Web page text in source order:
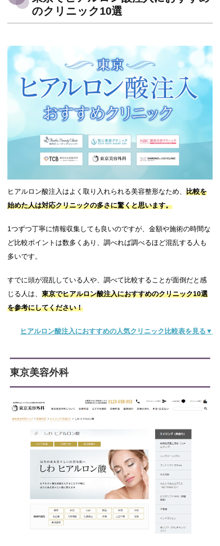
のクリニック10選
ヒアルロン酸注入はよく取り入れられる美容整形なため、 比較を
始めた人は対応クリニックの多さに驚くと思います。
1つずつ丁寧に情報収集しても良いのですが、金額や施術の時間な
ど比較ポイントは数多くあり、調べれば調べるほど混乱する人も
多いです。
すでに頭が混乱している人や、調べて比較することが面倒だと感
じる人は、 東京でヒアルロン酸注入におすすめのクリニック10選
を参考にしてください！
ヒアルロン酸注入におすすめの人気クリニック比較表を見る▼
東京美容外科